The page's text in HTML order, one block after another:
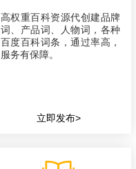
高权重百科资源代创建品牌
词、产品词、人物词，各种
百度百科词条，通过率高，
服务有保障。
立即发布>